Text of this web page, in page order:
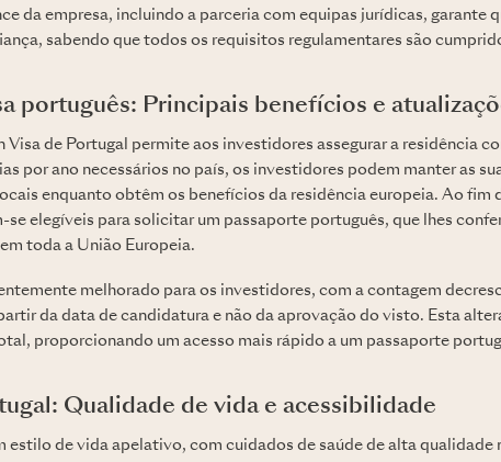
da empresa, incluindo a parceria com equipas jurídicas, garante
sabendo que todos os requisitos regulamentares são
português: Principais benefícios e
Visa de Portugal permite aos investidores assegurar a residência
por ano necessários no país, os investidores podem manter as
enquanto obtêm os benefícios da residência europeia. Ao fim
se elegíveis para solicitar um passaporte português, que lhes
toda a União Europeia.
melhorado para os investidores, com a contagem
da data de candidatura e não da aprovação do visto. Esta
proporcionando um acesso mais rápido a um passaporte
Qualidade de vida e acessibilidade
estilo de vida apelativo, com cuidados de saúde de alta qualidade